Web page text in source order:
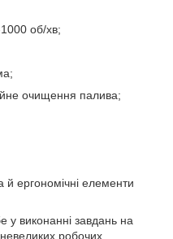
об/хв;
очищення палива;
ергономічні елементи
у виконанні завдань на
робочих